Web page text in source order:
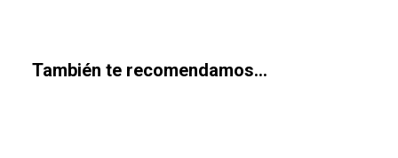
También te recomendamos…